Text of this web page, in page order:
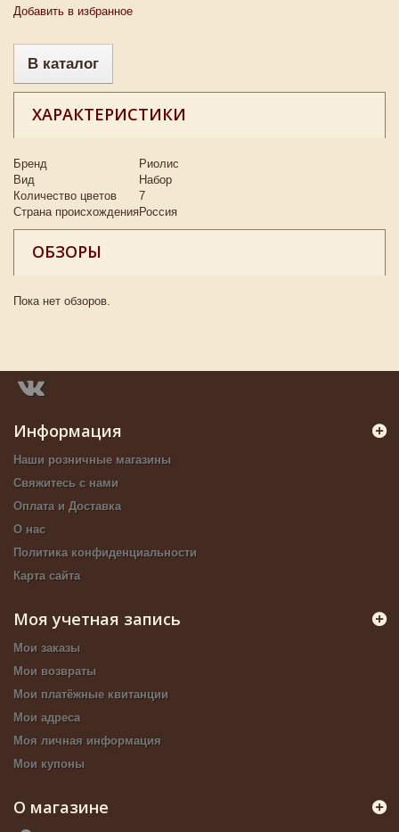
Добавить в избранное
В каталог
ХАРАКТЕРИСТИКИ
Бренд
Риолис
Вид
Набор
Количество цветов
7
Страна происхожденияРоссия
ОБЗОРЫ
Пока нет обзоров.
Информация
Наши розничные магазины
Свяжитесь с нами
Оплата и Доставка
О нас
Политика конфиденциальности
Карта сайта
Моя учетная запись
Мои заказы
Мои возвраты
Мои платёжные квитанции
Мои адреса
Моя личная информация
Мои купоны
О магазине